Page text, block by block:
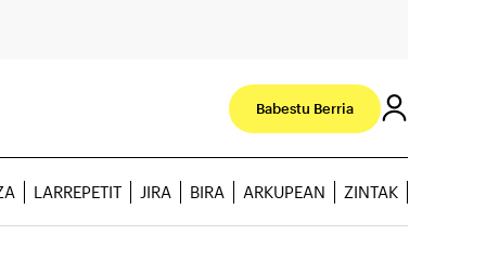
Babestu Berria
LARREPETIT JIRA BIRA ARKUPEAN ZINTAK